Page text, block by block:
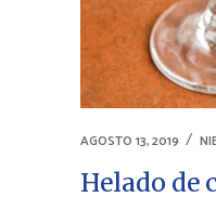
AGOSTO 13, 2019
Helado de